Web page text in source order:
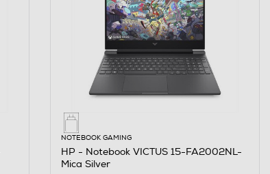
NOTEBOOK GAMING
HP - Notebook VICTUS 15-FA2002NL-
Mica Silver